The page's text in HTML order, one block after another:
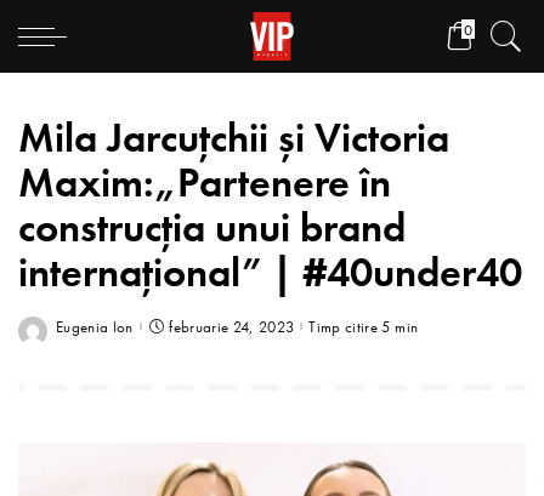
0
Mila Jarcuţchii și Victoria
Maxim:„Partenere în
construcția unui brand
internațional” | #40under40
Eugenia Ion februarie 24, 2023 Timp citire 5 min